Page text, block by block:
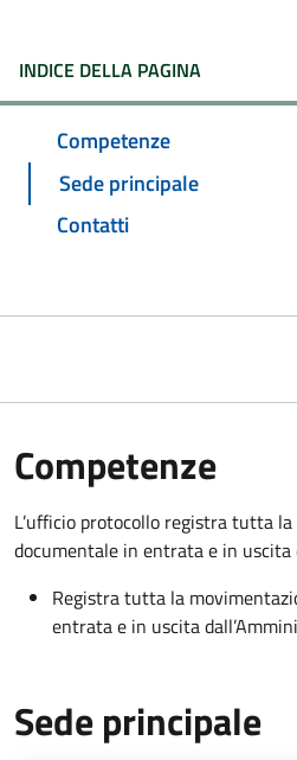
INDICE DELLA PAGINA
Competenze
Sede principale
Contatti
Competenze
L’ufficio protocollo registra tutta
documentale in entrata e in uscita
Registra tutta la
entrata e in uscita
Sede principale